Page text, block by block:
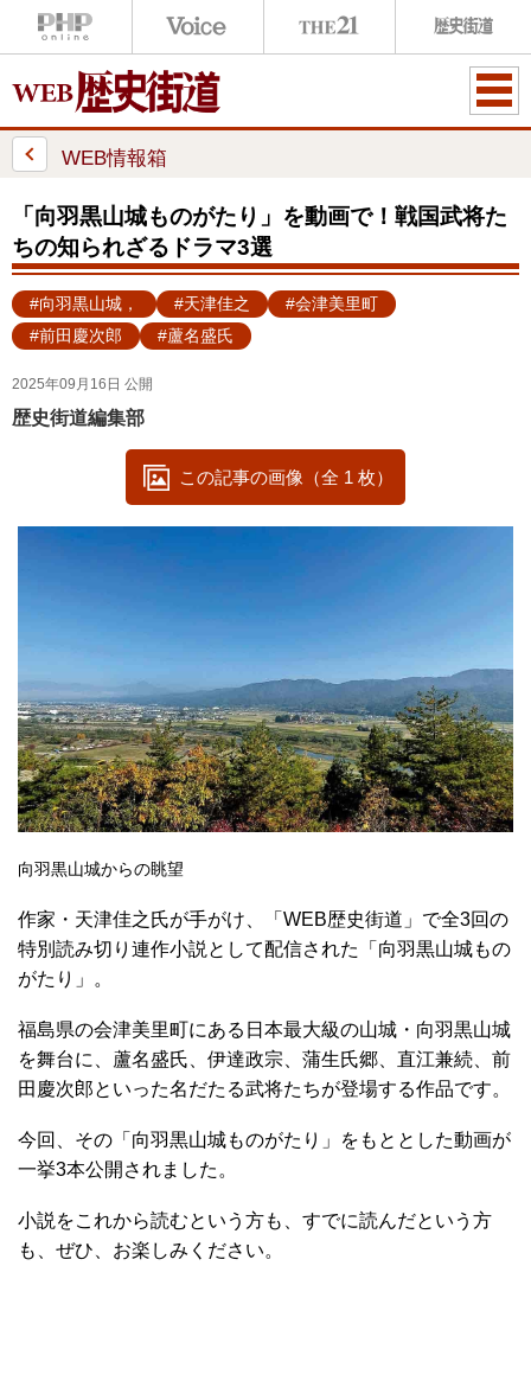
ME
WEB情報箱
「向羽黒山城ものがたり」を動画で！戦国武将た
ちの知られざるドラマ3選
#向羽黒山城， #天津佳之
#会津美里町
#前田慶次郎
#蘆名盛氏
2025年09月16日 公開
歴史街道編集部
この記事の画像（全 1 枚）
向羽黒山城からの眺望
作家・天津佳之氏が手がけ、「WEB歴史街道」で全3回の
特別読み切り連作小説として配信された「向羽黒山城もの
がたり」。
福島県の会津美里町にある日本最大級の山城・向羽黒山城
を舞台に、蘆名盛氏、伊達政宗、蒲生氏郷、直江兼続、前
田慶次郎といった名だたる武将たちが登場する作品です。
今回、その「向羽黒山城ものがたり」をもととした動画が
一挙3本公開されました。
小説をこれから読むという方も、すでに読んだという方
も、ぜひ、お楽しみください。